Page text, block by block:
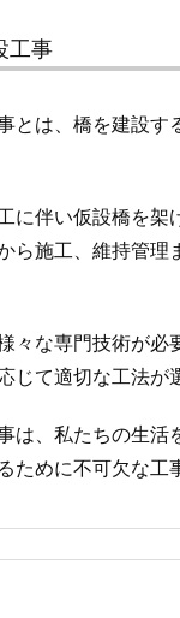
工事
とは、橋を建設す
に伴い仮設橋を架
ら施工、維持管理
々な専門技術が必
じて適切な工法が
は、私たちの生活
ために不可欠な工